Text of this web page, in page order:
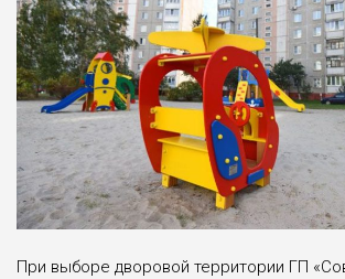
При выборе дворовой территории ГП